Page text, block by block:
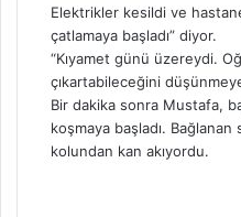
Elektrikler kesildi ve
çatlamaya başladı” diyor.
“Kıyamet günü üzereydi.
çıkartabileceğini
Bir dakika sonra Mustafa,
koşmaya başladı. Bağlanan
kolundan kan akıyordu.